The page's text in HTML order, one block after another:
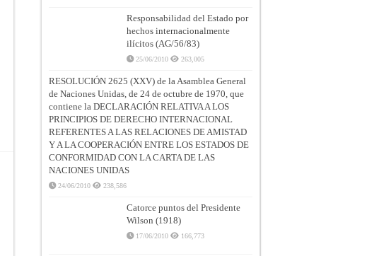
Responsabilidad del Estado por
hechos internacionalmente
ilícitos (AG/56/83)
25/06/2010 263,005
RESOLUCIÓN 2625 (XXV) de la Asamblea General
de Naciones Unidas, de 24 de octubre de 1970, que
contiene la DECLARACIÓN RELATIVA A LOS
PRINCIPIOS DE DERECHO INTERNACIONAL
REFERENTES A LAS RELACIONES DE AMISTAD
Y A LA COOPERACIÓN ENTRE LOS ESTADOS DE
CONFORMIDAD CON LA CARTA DE LAS
NACIONES UNIDAS
24/06/2010 238,586
Catorce puntos del Presidente
Wilson (1918)
17/06/2010 166,773